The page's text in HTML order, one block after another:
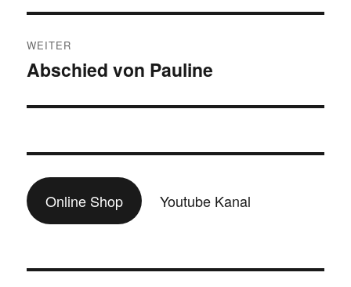
WEITER
Nächster
Abschied von Pauline
Online Shop Youtube Kanal